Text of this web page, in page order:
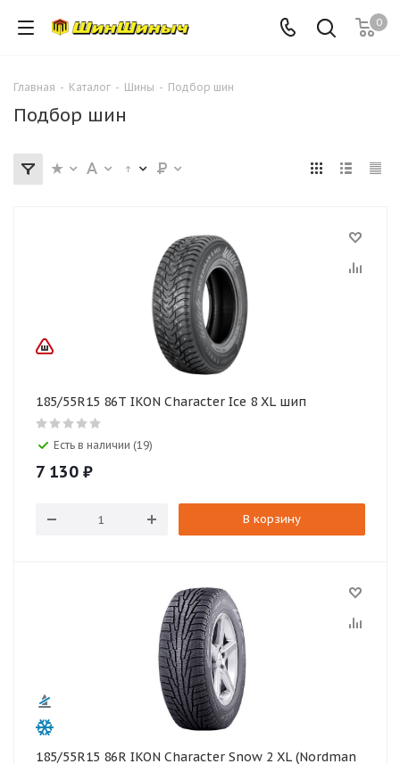
0
Главная - Каталог - Шины - Подбор шин
Подбор шин
185/55R15 86T IKON Character Ice 8 XL шип
Есть в наличии (19)
7 130 ₽
В корзину
185/55R15 86R IKON Character Snow 2 XL (Nordman